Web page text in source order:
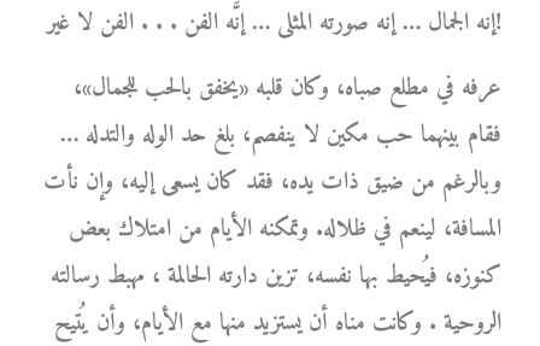
إنه الجمال … إنه صورته المثلى … إنَّه الفن . . . الفن لا غير!
عرفه في مطلع صباه، وكان قلبه «يخفق بالحب للجمال»،
فقام بينهما حب مكين لا ينفصم، بلغ حد الوله والتدله …
وبالرغم من ضيق ذات يده، فقد كان يسعى إليه، وإن نأت
المسافة، لينعم في ظلاله. وتمكنه الأيام من امتلاك بعض
كنوزه، فيُحيط بها نفسه، تزين دارته الحالمة ، مهبط رسالته
الروحية . وكانت مناه أن يستزيد منها مع الأيام، وأن يُتيح